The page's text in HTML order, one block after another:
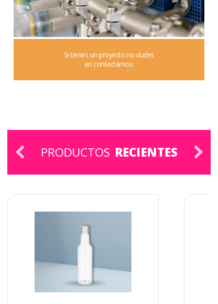
Si tienes un proyecto no dudes
en contactarnos.
PRODUCTOS RECIENTES